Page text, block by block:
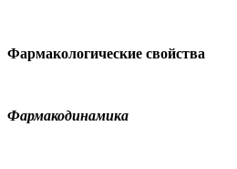
Фармакологические свойства
Фармакодинамика